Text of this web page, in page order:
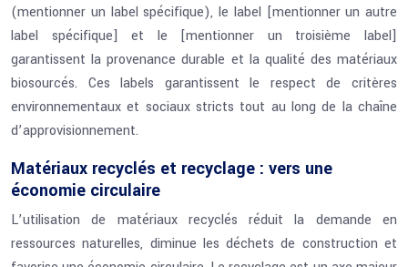
(mentionner un label spécifique), le label [mentionner un autre
label spécifique] et le [mentionner un troisième label]
garantissent la provenance durable et la qualité des matériaux
biosourcés. Ces labels garantissent le respect de critères
environnementaux et sociaux stricts tout au long de la chaîne
d’approvisionnement.
Matériaux recyclés et recyclage : vers une
économie circulaire
L’utilisation de matériaux recyclés réduit la demande en
ressources naturelles, diminue les déchets de construction et